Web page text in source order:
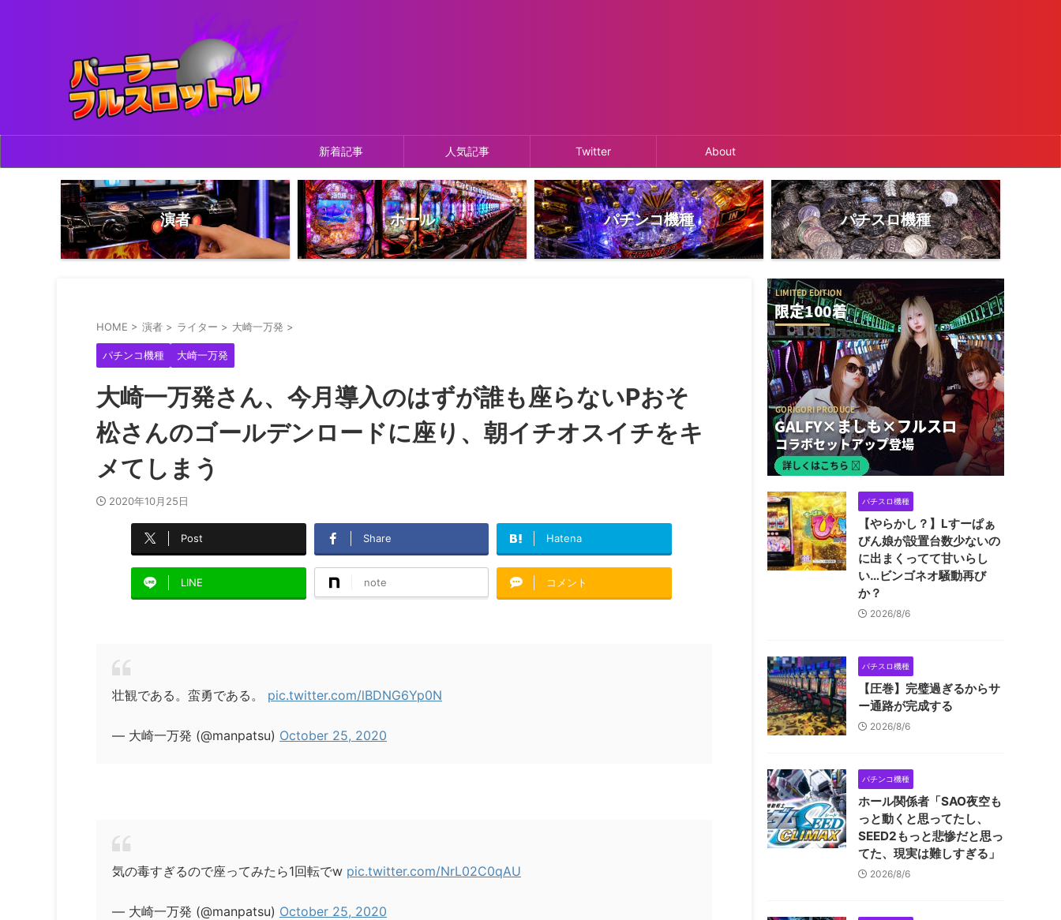
新着記事 人気記事 Twitter About
演者 ホール パチンコ機種 パチスロ機種
HOME > 演者 > ライター > 大崎一万発 >
パチンコ機種 大崎一万発
大崎一万発さん、今月導入のはずが誰も座らないPおそ
松さんのゴールデンロードに座り、朝イチオスイチをキ
メてしまう
2020年10月25日
Post Share Hatena
LINE note コメント
壮観である。蛮勇である。 pic.twitter.com/lBDNG6Yp0N
— 大崎一万発 (@manpatsu) October 25, 2020
気の毒すぎるので座ってみたら1回転でw pic.twitter.com/NrL02C0qAU
— 大崎一万発 (@manpatsu) October 25, 2020
パチスロ機種
【やらかし？】Lすーぱぁ
びん娘が設置台数少ないの
に出まくってて甘いらし
い…ビンゴネオ騒動再び
か？
2026/8/6
パチスロ機種
【圧巻】完璧過ぎるからサ
ー通路が完成する
2026/8/6
パチンコ機種
ホール関係者「SAO夜空も
っと動くと思ってたし、
SEED2もっと悲惨だと思っ
てた、現実は難しすぎる」
2026/8/6